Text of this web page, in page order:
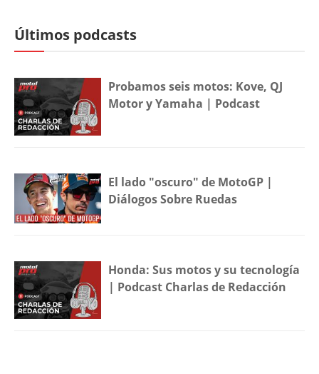
Últimos podcasts
Probamos seis motos: Kove, QJ
Motor y Yamaha | Podcast
El lado "oscuro" de MotoGP |
Diálogos Sobre Ruedas
Honda: Sus motos y su tecnología
| Podcast Charlas de Redacción